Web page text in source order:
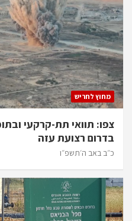
מחוץ לחריש
צפו: תוואי תת-קרקעי
בדרום רצועת עזה
כ״ב באב ה׳תשפ״ו